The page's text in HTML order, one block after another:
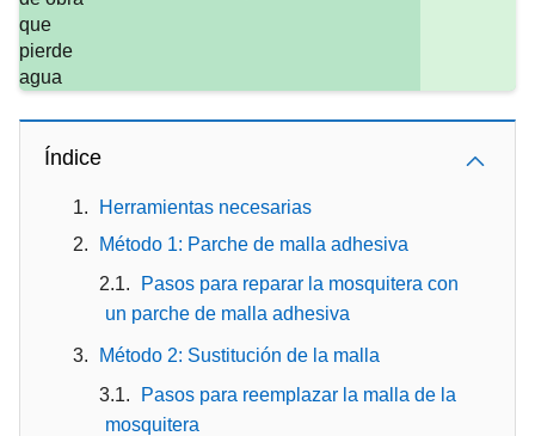
Índice
Herramientas necesarias
Método 1: Parche de malla adhesiva
Pasos para reparar la mosquitera con
un parche de malla adhesiva
Método 2: Sustitución de la malla
Pasos para reemplazar la malla de la
mosquitera